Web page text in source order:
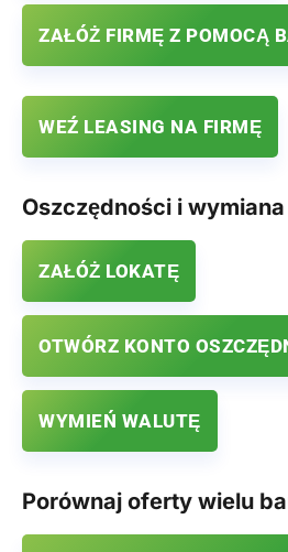
ZAŁÓŻ FIRMĘ Z POMOCĄ
WEŹ LEASING NA FIRMĘ
Oszczędności i
ZAŁÓŻ LOKATĘ
OTWÓRZ KONTO
WYMIEŃ WALUTĘ
Porównaj oferty wielu